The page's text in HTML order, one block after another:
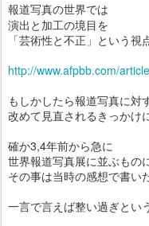
報道写真の世界では
演出と加工の境目を
「芸術性と不正」という
http://www.afpbb.com/
もしかしたら報道写真に対
改めて見直されるきっかけ
確か3,4年前から急に
世界報道写真展に並ぶもの
その事は当時の感想で書い
一言で言えば整い過ぎとい